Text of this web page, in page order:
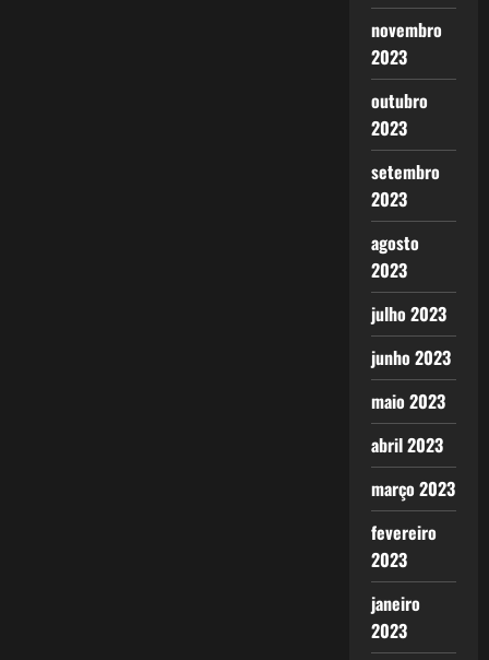
novembro
2023
outubro
2023
setembro
2023
agosto
2023
julho 2023
junho 2023
maio 2023
abril 2023
março 2023
fevereiro
2023
janeiro
2023